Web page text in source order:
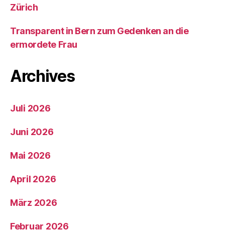
Zürich
Transparent in Bern zum Gedenken an die
ermordete Frau
Archives
Juli 2026
Juni 2026
Mai 2026
April 2026
März 2026
Februar 2026